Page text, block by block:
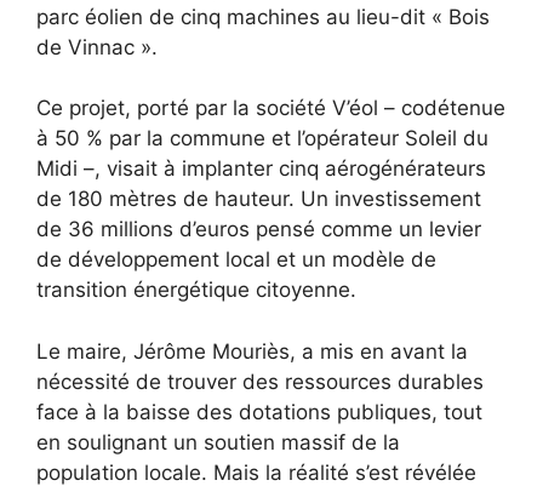
parc éolien de cinq machines au lieu-dit « Bois
de Vinnac ».
Ce projet, porté par la société V’éol – codétenue
à 50 % par la commune et l’opérateur Soleil du
Midi –, visait à implanter cinq aérogénérateurs
de 180 mètres de hauteur. Un investissement
de 36 millions d’euros pensé comme un levier
de développement local et un modèle de
transition énergétique citoyenne.
Le maire, Jérôme Mouriès, a mis en avant la
nécessité de trouver des ressources durables
face à la baisse des dotations publiques, tout
en soulignant un soutien massif de la
population locale. Mais la réalité s’est révélée